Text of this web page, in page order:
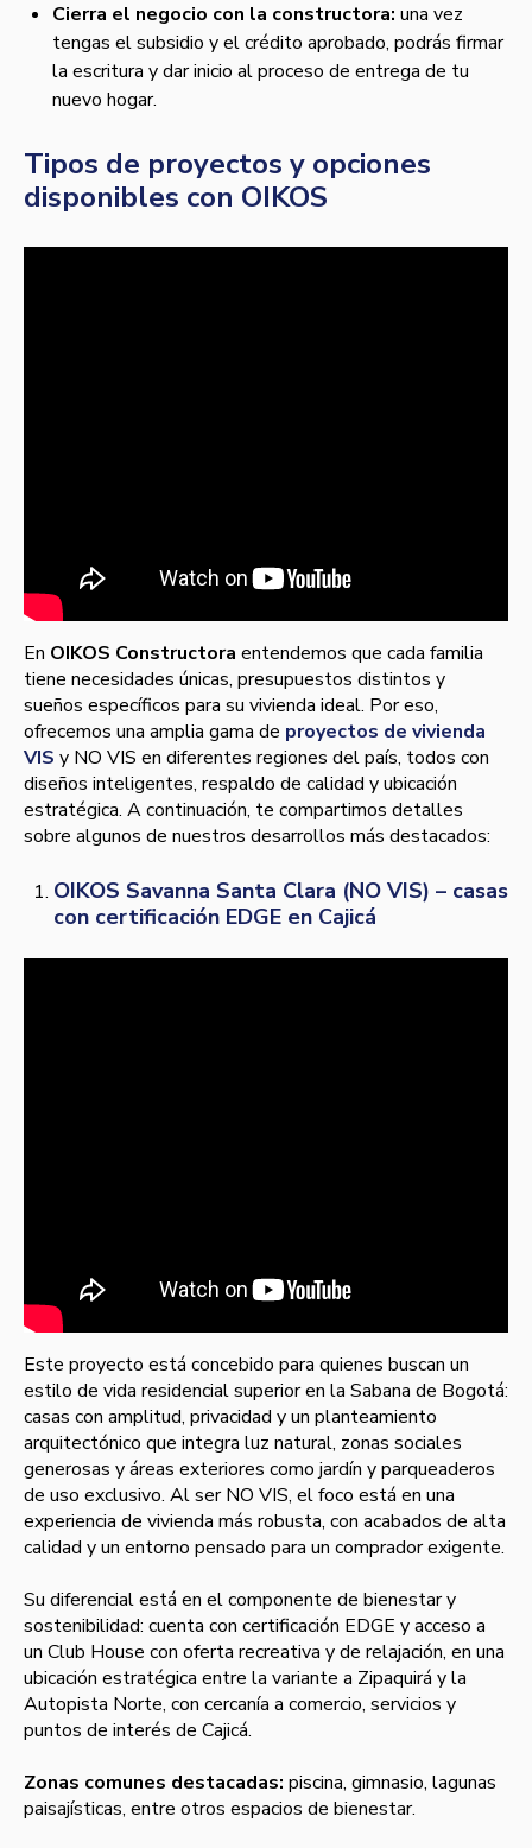
Cierra el negocio con la constructora: una vez
tengas el subsidio y el crédito aprobado, podrás firmar
la escritura y dar inicio al proceso de entrega de tu
nuevo hogar.
Tipos de proyectos y opciones
disponibles con OIKOS
En OIKOS Constructora entendemos que cada familia
tiene necesidades únicas, presupuestos distintos y
sueños específicos para su vivienda ideal. Por eso,
ofrecemos una amplia gama de proyectos de vivienda
VIS y NO VIS en diferentes regiones del país, todos con
diseños inteligentes, respaldo de calidad y ubicación
estratégica. A continuación, te compartimos detalles
sobre algunos de nuestros desarrollos más destacados:
OIKOS Savanna Santa Clara (NO VIS) – casas
con certificación EDGE en Cajicá
Este proyecto está concebido para quienes buscan un
estilo de vida residencial superior en la Sabana de Bogotá:
casas con amplitud, privacidad y un planteamiento
arquitectónico que integra luz natural, zonas sociales
generosas y áreas exteriores como jardín y parqueaderos
de uso exclusivo. Al ser NO VIS, el foco está en una
experiencia de vivienda más robusta, con acabados de alta
calidad y un entorno pensado para un comprador exigente.
Su diferencial está en el componente de bienestar y
sostenibilidad: cuenta con certificación EDGE y acceso a
un Club House con oferta recreativa y de relajación, en una
ubicación estratégica entre la variante a Zipaquirá y la
Autopista Norte, con cercanía a comercio, servicios y
puntos de interés de Cajicá.
Zonas comunes destacadas: piscina, gimnasio, lagunas
paisajísticas, entre otros espacios de bienestar.